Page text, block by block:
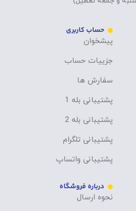
حساب کاربری
پیشخوان
جزییات حساب
سفارش ها
پشتیبانی بله 1
پشتیبانی بله 2
پشتیبانی تلگرام
پشتیبانی واتساپ
درباره فروشگاه
نحوه ارسال